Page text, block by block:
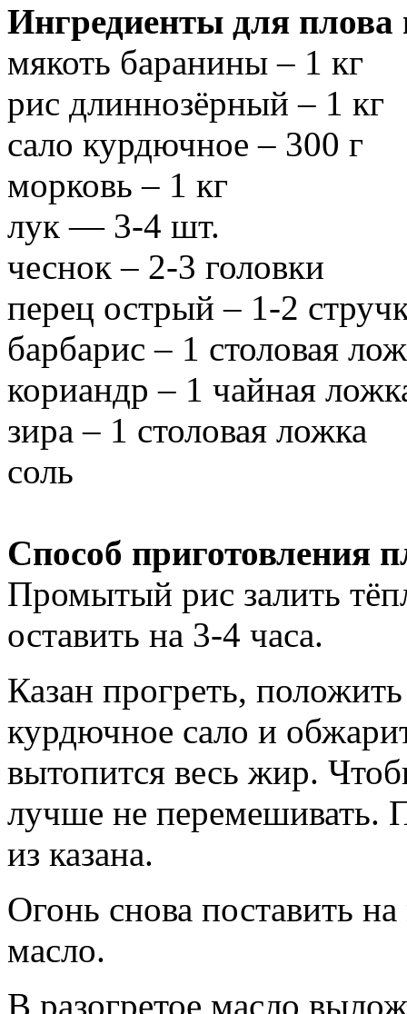
Ингредиенты для плова
мякоть баранины – 1 кг
рис длиннозёрный – 1 кг
сало курдючное – 300 г
морковь – 1 кг
лук — 3-4 шт.
чеснок – 2-3 головки
перец острый – 1-2
барбарис – 1 столовая
кориандр – 1 чайная
зира – 1 столовая ложка
соль
Способ приготовления
Промытый рис залить
оставить на 3-4 часа.
Казан прогреть,
курдючное сало и
вытопится весь жир.
лучше не перемешивать.
из казана.
Огонь снова поставить
масло.
В разогретое масло